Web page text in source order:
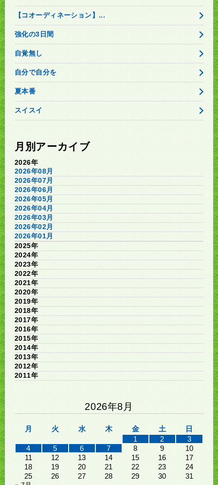
【コオーディネーション】...
強化の3日間
自覚無し
自分で自分を
夏本番
スイスイ
月別アーカイブ
2026年
2026年08月
2026年07月
2026年06月
2026年05月
2026年04月
2026年03月
2026年02月
2026年01月
2025年
2024年
2023年
2022年
2021年
2020年
2019年
2018年
2017年
2016年
2015年
2014年
2013年
2012年
2011年
2026年8月
月 火 水 木 金 土
日
1
2
3
4
5 6 7 8 9
10
11
12 13 14 15 16
17
18
19 20 21 22 23
24
25
26 27 28 29 30 31